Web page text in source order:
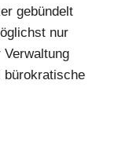
gebündelt
nur
bürokratische